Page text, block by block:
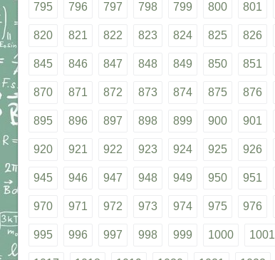
795 796 797 798 799 800 801
820 821 822 823 824 825 826
845 846 847 848 849 850 851
870 871 872 873 874 875 876
895 896 897 898 899 900 901
920 921 922 923 924 925 926
945 946 947 948 949 950 951
970 971 972 973 974 975 976
995 996 997 998 999 1000 1001